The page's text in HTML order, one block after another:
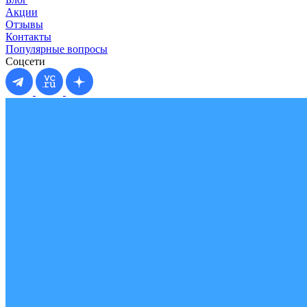
Акции
Отзывы
Контакты
Популярные вопросы
Соцсети